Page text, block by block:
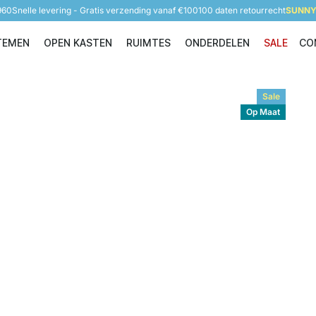
Snelle levering - Gratis verzending vanaf €100100 daten retourrecht
Opbergsystemen
OPEN KASTEN
Open Kasten
RUIMTES
Ruimtes
ONDERDELEN
Onderdelen
SALE
Sale
Op Maat